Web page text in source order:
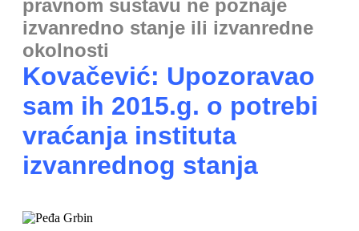
pravnom sustavu ne poznaje
izvanredno stanje ili izvanredne
okolnosti
Kovačević: Upozoravao
sam ih 2015.g. o potrebi
vraćanja instituta
izvanrednog stanja